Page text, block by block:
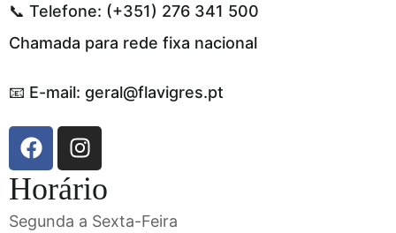
📞 Telefone: (+351) 276 341 500
Chamada para rede fixa nacional
📧 E-mail: geral@flavigres.pt
Horário
Segunda a Sexta-Feira